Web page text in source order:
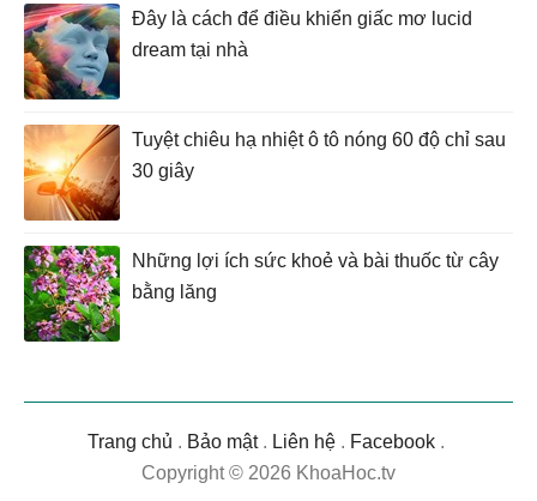
Đây là cách để điều khiển giấc mơ lucid
dream tại nhà
Tuyệt chiêu hạ nhiệt ô tô nóng 60 độ chỉ sau
30 giây
Những lợi ích sức khoẻ và bài thuốc từ cây
bằng lăng
Trang chủ . Bảo mật. Liên hệ . Facebook .
Copyright © 2026 KhoaHoc.tv